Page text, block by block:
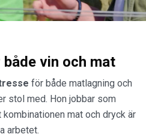
vin och mat
för både matlagning och
stol med. Hon jobbar som
mat och dryck är
arbetet.